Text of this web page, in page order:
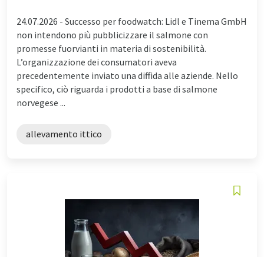
24.07.2026 - Successo per foodwatch: Lidl e Tinema GmbH
non intendono più pubblicizzare il salmone con
promesse fuorvianti in materia di sostenibilità.
L’organizzazione dei consumatori aveva
precedentemente inviato una diffida alle aziende. Nello
specifico, ciò riguarda i prodotti a base di salmone
norvegese ...
allevamento ittico